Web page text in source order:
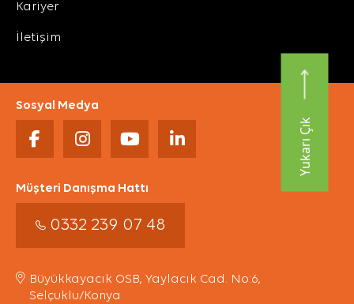
Kariyer
İletişim
Sosyal Medya
Müşteri Danışma Hattı
0332 239 07 48
Büyükkayacık OSB, Yaylacık Cad. No:6,
Selçuklu/Konya
Yukarı Çık